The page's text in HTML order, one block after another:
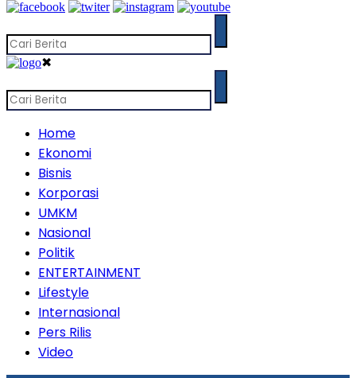
✖
Home
Ekonomi
Bisnis
Korporasi
UMKM
Nasional
Politik
ENTERTAINMENT
Lifestyle
Internasional
Pers Rilis
Video